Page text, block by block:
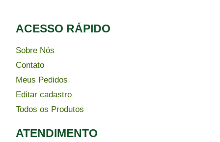
ACESSO RÁPIDO​
Sobre Nós
Contato
Meus Pedidos
Editar cadastro
Todos os Produtos
ATENDIMENTO